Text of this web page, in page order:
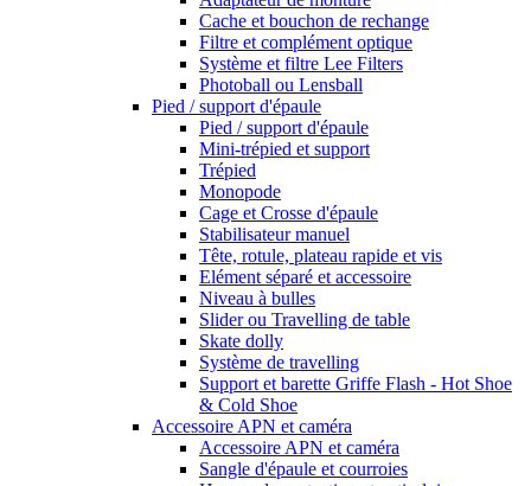
Cache et bouchon de rechange
Filtre et complément optique
Système et filtre Lee Filters
Photoball ou Lensball
Pied / support d'épaule
Pied / support d'épaule
Mini-trépied et support
Trépied
Monopode
Cage et Crosse d'épaule
Stabilisateur manuel
Tête, rotule, plateau rapide et vis
Elément séparé et accessoire
Niveau à bulles
Slider ou Travelling de table
Skate dolly
Système de travelling
Support et barette Griffe Flash - Hot Shoe
& Cold Shoe
Accessoire APN et caméra
Accessoire APN et caméra
Sangle d'épaule et courroies